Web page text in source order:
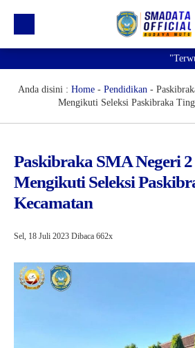
Profil
Informasi
Saluran Resmi WA
Anda disini : Home- Pendidikan-
Mengikuti Seleksi Paskibraka
Paskibraka SMA Negeri
Mengikuti Seleksi
Kecamatan
Sel, 18 Juli 2023 Dibaca 662x